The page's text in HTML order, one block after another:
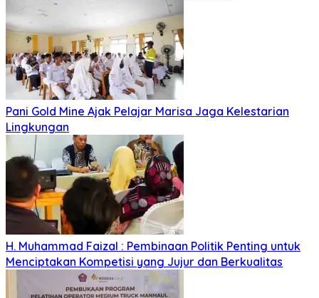
Pani Gold Mine Ajak Pelajar Marisa Jaga Kelestarian
Lingkungan
H. Muhammad Faizal : Pembinaan Politik Penting untuk
Menciptakan Kompetisi yang Jujur dan Berkualitas